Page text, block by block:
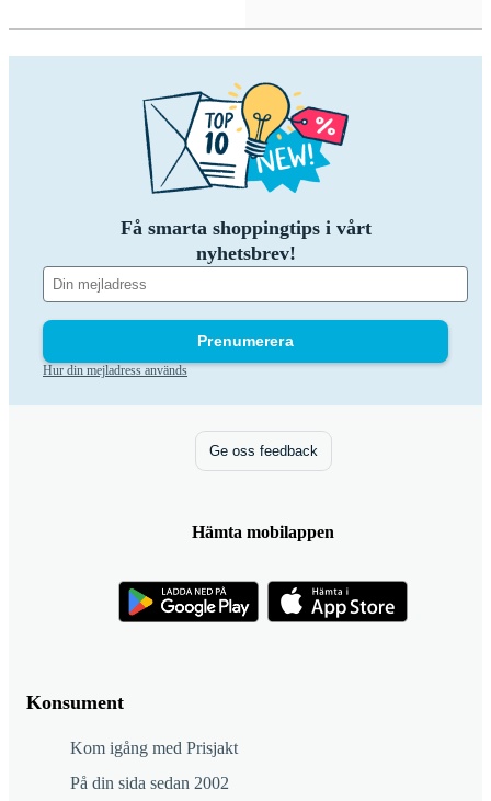
Få smarta shoppingtips i vårt
nyhetsbrev!
Prenumerera
Hur din mejladress används
Konsument
Kom igång med Prisjakt
På din sida sedan 2002
Ge oss feedback
Hämta mobilappen